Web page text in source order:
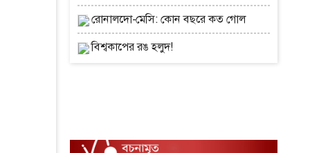
রোনালদো-মেসি: কোন বছরে কত গোল
বিশ্বকাপের রঙ হলুদ!